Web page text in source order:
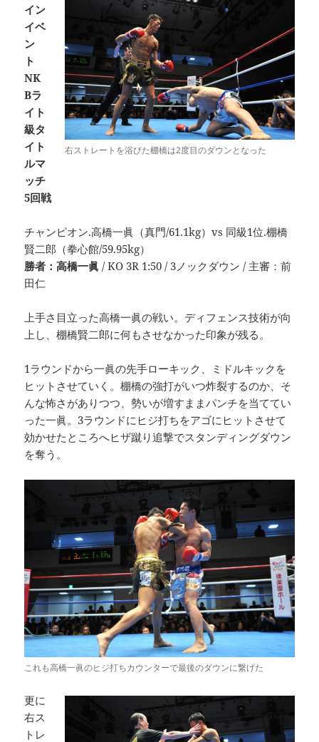
右ストレートを浴びた棚橋は2度目のダウンとなった
イン
イベ
ン
ト
NK
Bラ
イト
級タ
イト
ルマ
ッチ
5回戦
チャンピオン.高橋一眞（真門/61.1kg）vs 同級1位.棚橋
賢二郎（拳心館/59.95kg）
勝者：高橋一眞 / KO 3R 1:50 / 3ノックダウン / 主審：前
田仁
上手さ目立った高橋一眞の戦い。ディフェンス技術が向
上し、棚橋賢二郎に何もさせなかった印象が残る。
1ラウンドから一眞の先手ローキック、ミドルキックを
ヒットさせていく。棚橋の強打がいつ炸裂するのか、そ
んな怖さがありつつ、勢いが増すままパンチを当ててい
った一眞。3ラウンドにヒジ打ちをアゴにヒットさせて
効かせたところへヒザ蹴り追撃でスタンディングダウン
を奪う。
これも高橋一眞のヒジ打ちカウンターで最後のダウンに繋げた
更に
右ス
トレ